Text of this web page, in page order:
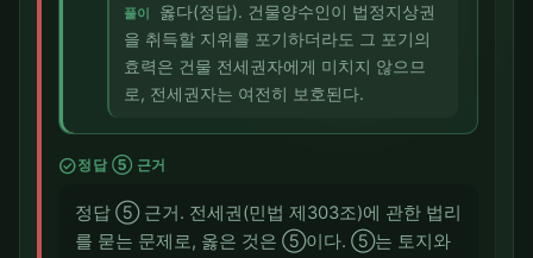
풀이
옳다(정답). 건물양수인이 법정지상권
을 취득할 지위를 포기하더라도 그 포기의
효력은 건물 전세권자에게 미치지 않으므
로, 전세권자는 여전히 보호된다.
check_circle정답 ⑤ 근거
정답 ⑤ 근거. 전세권(민법 제303조)에 관한 법리
를 묻는 문제로, 옳은 것은 ⑤이다. ⑤는 토지와